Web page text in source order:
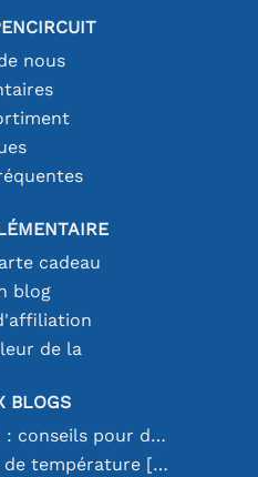
nous
cadeau
blog
de la
BLOGS
Souder comme un pro : conseils pour des connexions électroniques parfaites
Choisir le bon capteur de température [youtube]